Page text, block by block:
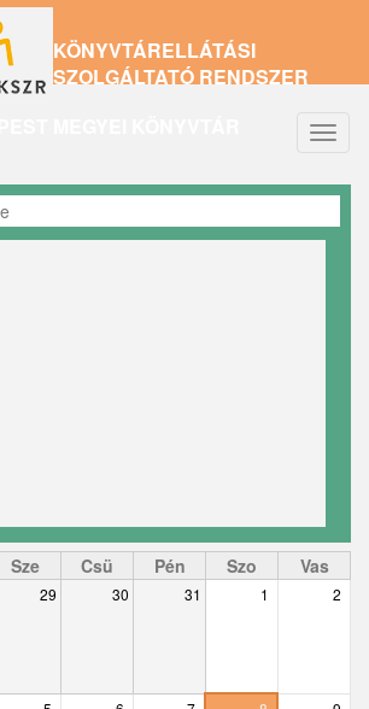
KÖNYVTÁRELLÁTÁSI
SZOLGÁLTATÓ RENDSZER
Sze Csü Pén Szo Vas
29 30 31 1 2